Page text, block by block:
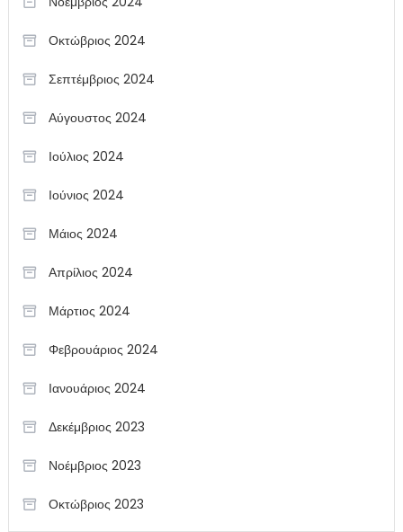
Οκτώβριος 2024
Σεπτέμβριος 2024
Αύγουστος 2024
Ιούλιος 2024
Ιούνιος 2024
Μάιος 2024
Απρίλιος 2024
Μάρτιος 2024
Φεβρουάριος 2024
Ιανουάριος 2024
Δεκέμβριος 2023
Νοέμβριος 2023
Οκτώβριος 2023